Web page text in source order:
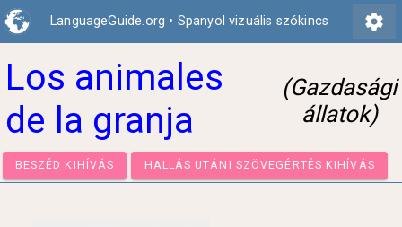
LanguageGuide.org • Spanyol vizuális szókincs settings
Los animales
de la granja
(Gazdasági
állatok)